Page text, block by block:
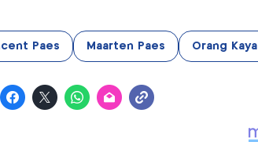
Paes Maarten Paes Orang Kaya